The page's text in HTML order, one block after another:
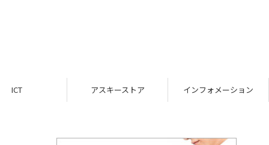
ICT アスキーストア インフォメーション